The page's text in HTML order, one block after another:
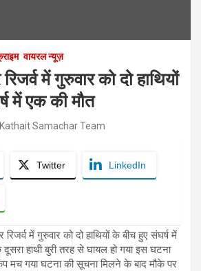
वायरल न्यूज़
में गुरुवार को दो हाथियों
में एक की मौत
Kathait Samachar Team
Twitter LinkedIn
रिजर्व में गुरुवार को दो हाथियों के बीच हुए संघर्ष में
हाथी बुरी तरह से घायल हो गया इस घटना
मच गया घटना की सूचना मिलने के बाद मौके पर